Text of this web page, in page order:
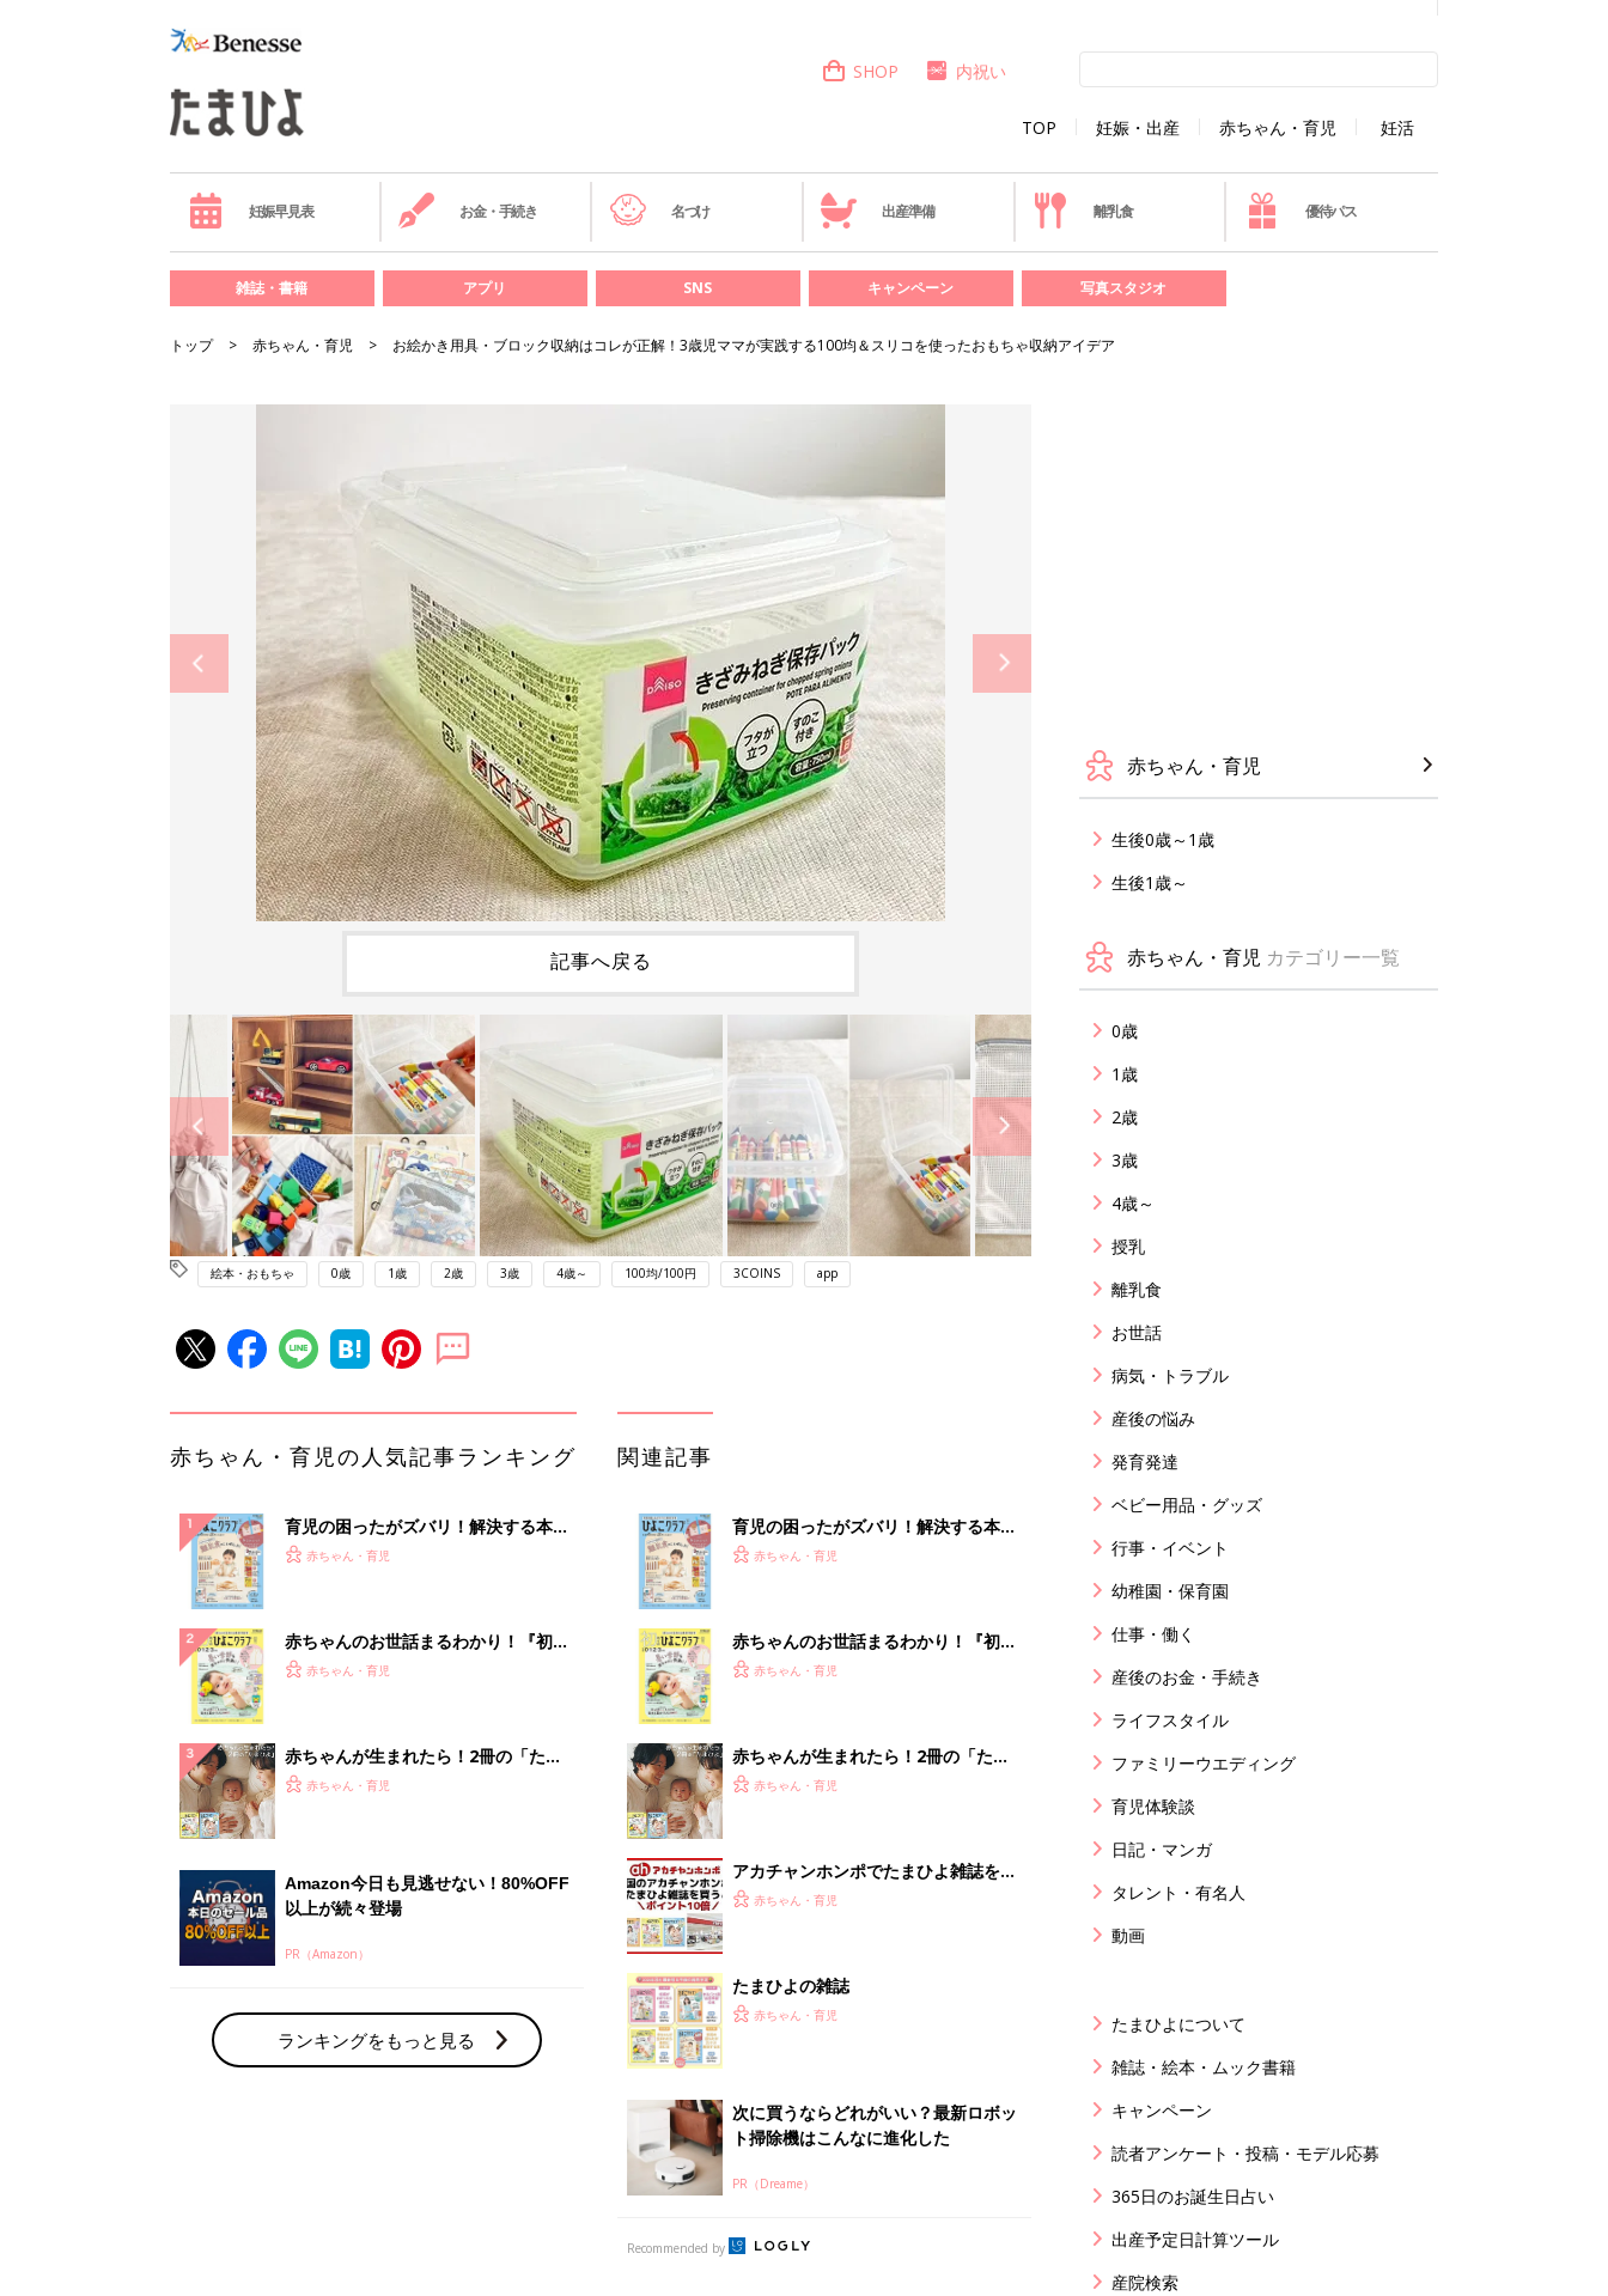
TOP 妊娠・出産 赤ちゃん・育児 妊活
SHOP 内祝い
妊娠早見表 お金・手続き 名づけ 出産準備 離乳食 優待パス
雑誌・書籍 アプリ SNS キャンペーン 写真スタジオ
トップ 赤ちゃん・育児 お絵かき用具・ブロック収納はコレが正解！3歳児ママが実践する100均＆スリコを使ったおもちゃ収納アイデア
記事へ戻る
絵本・おもちゃ 0歳 1歳 2歳 3歳 4歳～ 100均/100円 3COINS app
赤ちゃん・育児の人気記事ランキング
育児の困ったがズバリ！解決する本
『ひよこクラブ 秋号』 4カ月～2才
赤ちゃん・育児
赤ちゃんのお世話まるわかり！『初め
てのひよこクラブ 夏号』〈巻頭大特
赤ちゃん・育児
赤ちゃんが生まれたら！2冊の「たま
ひよ」
赤ちゃん・育児
Amazon今日も見逃せない！80%OFF
以上が続々登場
PR（Amazon）
ランキングをもっと見る
関連記事
育児の困ったがズバリ！解決する本
『ひよこクラブ 秋号』 4カ月～2才
赤ちゃん・育児
赤ちゃんのお世話まるわかり！『初め
てのひよこクラブ 夏号』〈巻頭大特
赤ちゃん・育児
赤ちゃんが生まれたら！2冊の「たま
ひよ」
赤ちゃん・育児
アカチャンホンポでたまひよ雑誌を買
うとポイント10倍【期間限定】
赤ちゃん・育児
たまひよの雑誌
赤ちゃん・育児
次に買うならどれがいい？最新ロボッ
ト掃除機はこんなに進化した
PR（Dreame）
Recommended by
赤ちゃん・育児
生後0歳～1歳
生後1歳～
赤ちゃん・育児 カテゴリー一覧
0歳
1歳
2歳
3歳
4歳～
授乳
離乳食
お世話
病気・トラブル
産後の悩み
発育発達
ベビー用品・グッズ
行事・イベント
幼稚園・保育園
仕事・働く
産後のお金・手続き
ライフスタイル
ファミリーウエディング
育児体験談
日記・マンガ
タレント・有名人
動画
たまひよについて
雑誌・絵本・ムック書籍
キャンペーン
読者アンケート・投稿・モデル応募
365日のお誕生日占い
出産予定日計算ツール
産院検索